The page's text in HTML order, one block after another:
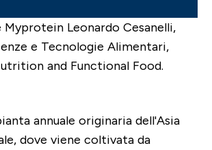
Myprotein Leonardo Cesanelli,
e Tecnologie Alimentari,
and Functional Food.
annuale originaria dell'Asia
dove viene coltivata da